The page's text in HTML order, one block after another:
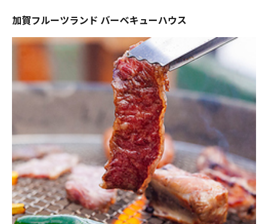
加賀フルーツランド バーベキューハウス